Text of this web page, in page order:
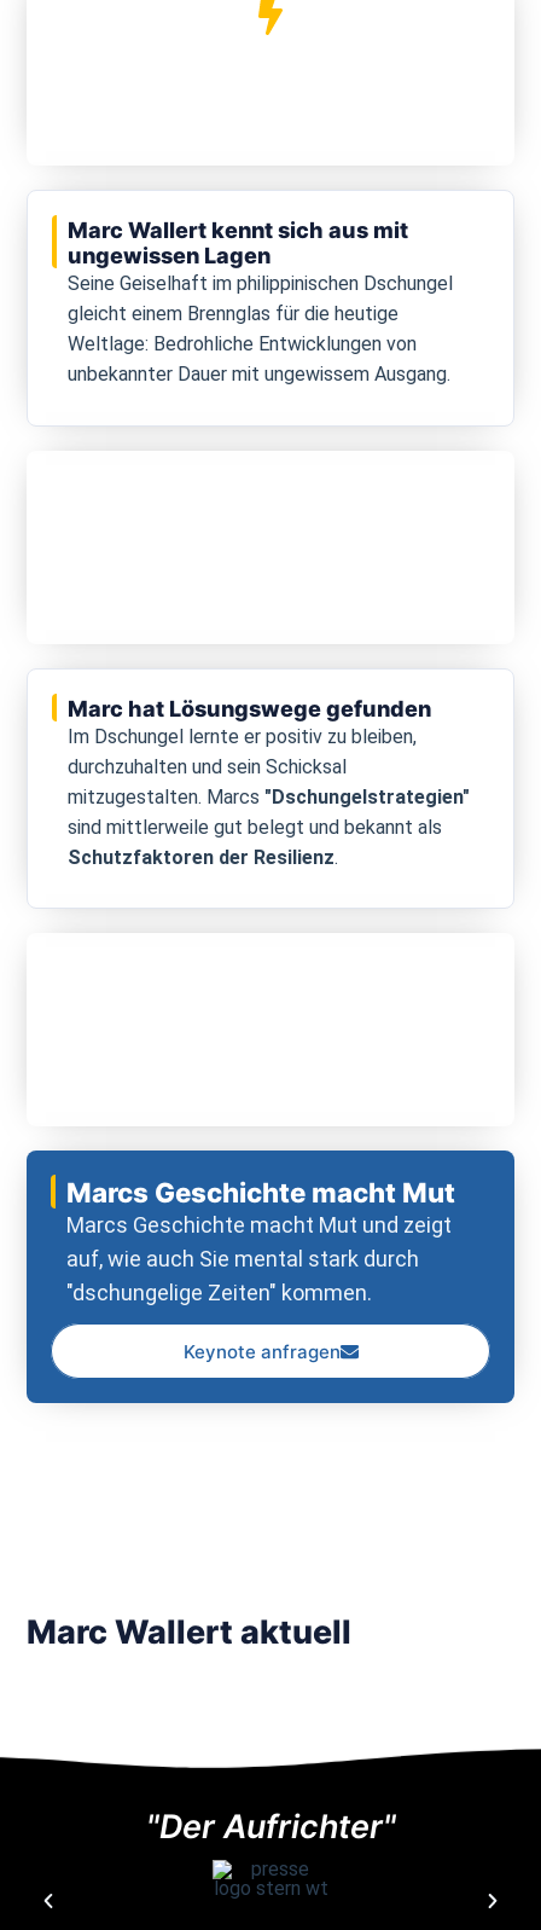
Marc Wallert kennt sich aus mit
ungewissen Lagen
Seine Geiselhaft im philippinischen Dschungel
gleicht einem Brennglas für die heutige
Weltlage: Bedrohliche Entwicklungen von
unbekannter Dauer mit ungewissem Ausgang.
Marc hat Lösungswege gefunden
Im Dschungel lernte er positiv zu bleiben,
durchzuhalten und sein Schicksal
mitzugestalten. Marcs "Dschungelstrategien"
sind mittlerweile gut belegt und bekannt als
Schutzfaktoren der Resilienz.
Marcs Geschichte macht Mut
Marcs Geschichte macht Mut und zeigt
auf, wie auch Sie mental stark durch
"dschungelige Zeiten" kommen.
Keynote anfragen
Marc Wallert aktuell
"Der Aufrichter"